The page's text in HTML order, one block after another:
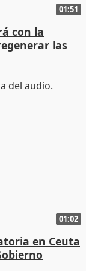
01:51
con la
las
01:02
en Ceuta